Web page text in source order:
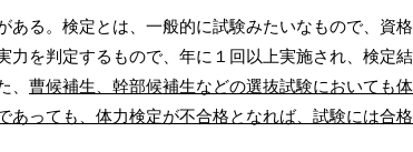
ある。検定とは、一般的に試験みたいなもので、資
力を判定するもので、年に１回以上実施され、検定
曹候補生、幹部候補生などの選抜試験においても
あっても、体力検定が不合格となれば、試験には合格